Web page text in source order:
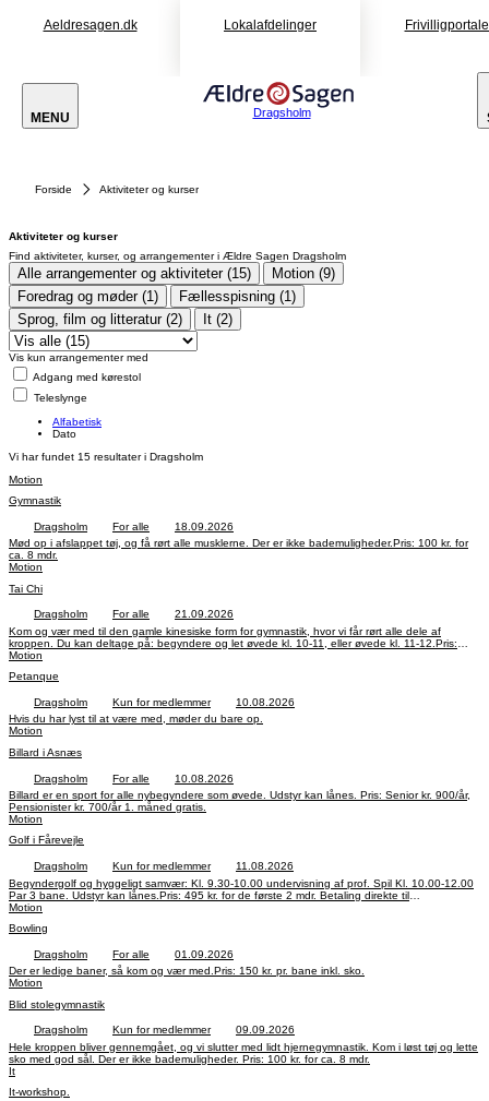
Aeldresagen.dk Lokalafdelinger
MENU Dragsholm
Forside Aktiviteter og kurser
Aktiviteter og kurser
Find aktiviteter, kurser, og arrangementer i Ældre Sagen Dragsholm
Alle arrangementer og aktiviteter (15)
Motion (9)
Foredrag og møder (1)
Fællesspisning (1)
Sprog, film og litteratur (2)
It (2)
Vis kun arrangementer med
Adgang med kørestol
Teleslynge
Alfabetisk
Dato
Vi har fundet 15 resultater i Dragsholm
Motion
Gymnastik
Dragsholm For alle
18.09.2026
Mød op i afslappet tøj, og få rørt alle musklerne. Der er ikke bademuligheder.Pris: 100 kr. for
ca. 8 mdr.
Motion
Tai Chi
Dragsholm For alle
21.09.2026
Kom og vær med til den gamle kinesiske form for gymnastik, hvor vi får rørt alle dele af
kroppen. Du kan deltage på: begyndere og let øvede kl. 10-11, eller øvede kl. 11-12.Pris:
100 kr. for ca. 8 mdr.
Motion
Petanque
Dragsholm Kun for medlemmer
10.08.2026
Hvis du har lyst til at være med, møder du bare op.
Motion
Billard i Asnæs
Dragsholm For alle
10.08.2026
Billard er en sport for alle nybegyndere som øvede. Udstyr kan lånes. Pris: Senior kr. 900/år,
Pensionister kr. 700/år 1. måned gratis.
Motion
Golf i Fårevejle
Dragsholm Kun for medlemmer
11.08.2026
Begyndergolf og hyggeligt samvær: Kl. 9.30-10.00 undervisning af prof. Spil Kl. 10.00-12.00
Par 3 bane. Udstyr kan lånes.Pris: 495 kr. for de første 2 mdr. Betaling direkte til
golfklubben.Lise Jensen, 20 38 55 94, liseholmjensen50@gmail.com
Motion
Bowling
Dragsholm For alle
01.09.2026
Der er ledige baner, så kom og vær med.Pris: 150 kr. pr. bane inkl. sko.
Motion
Blid stolegymnastik
Dragsholm Kun for medlemmer
09.09.2026
Hele kroppen bliver gennemgået, og vi slutter med lidt hjernegymnastik. Kom i løst tøj og lette
sko med god sål. Der er ikke bademuligheder. Pris: 100 kr. for ca. 8 mdr.
It
It-workshop.